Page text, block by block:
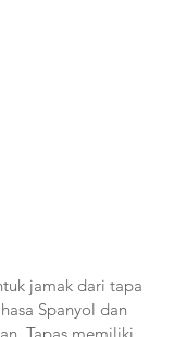
jamak dari tapa
Spanyol dan